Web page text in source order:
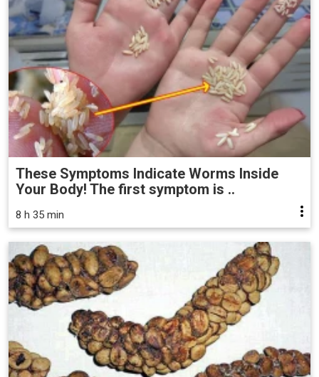
These Symptoms Indicate Worms Inside
Your Body! The first symptom is ..
8 h 35 min